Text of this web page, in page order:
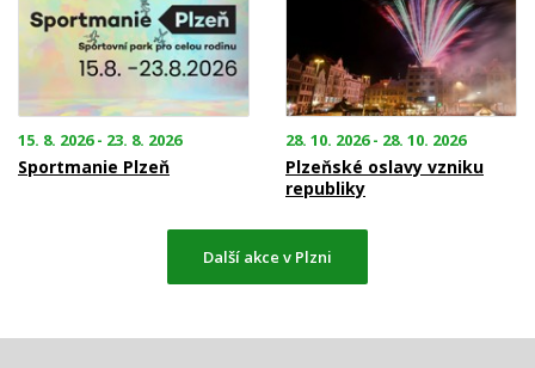
15. 8. 2026 - 23. 8. 2026
Sportmanie Plzeň
28. 10. 2026 - 28. 10. 2026
Plzeňské oslavy vzniku
republiky
Další akce v Plzni